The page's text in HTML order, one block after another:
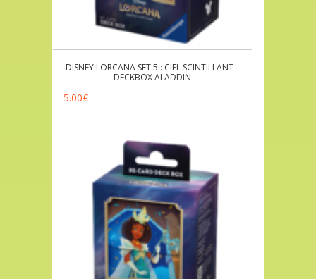
DISNEY LORCANA SET 5 : CIEL SCINTILLANT –
DECKBOX ALADDIN
5.00€